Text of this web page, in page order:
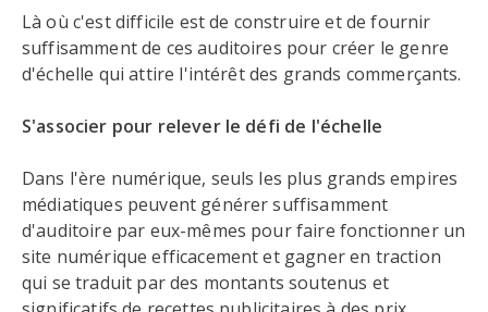
Là où c'est difficile est de construire et de fournir
suffisamment de ces auditoires pour créer le genre
d'échelle qui attire l'intérêt des grands commerçants.
S'associer pour relever le défi de l'échelle
Dans l'ère numérique, seuls les plus grands empires
médiatiques peuvent générer suffisamment
d'auditoire par eux-mêmes pour faire fonctionner un
site numérique efficacement et gagner en traction
qui se traduit par des montants soutenus et